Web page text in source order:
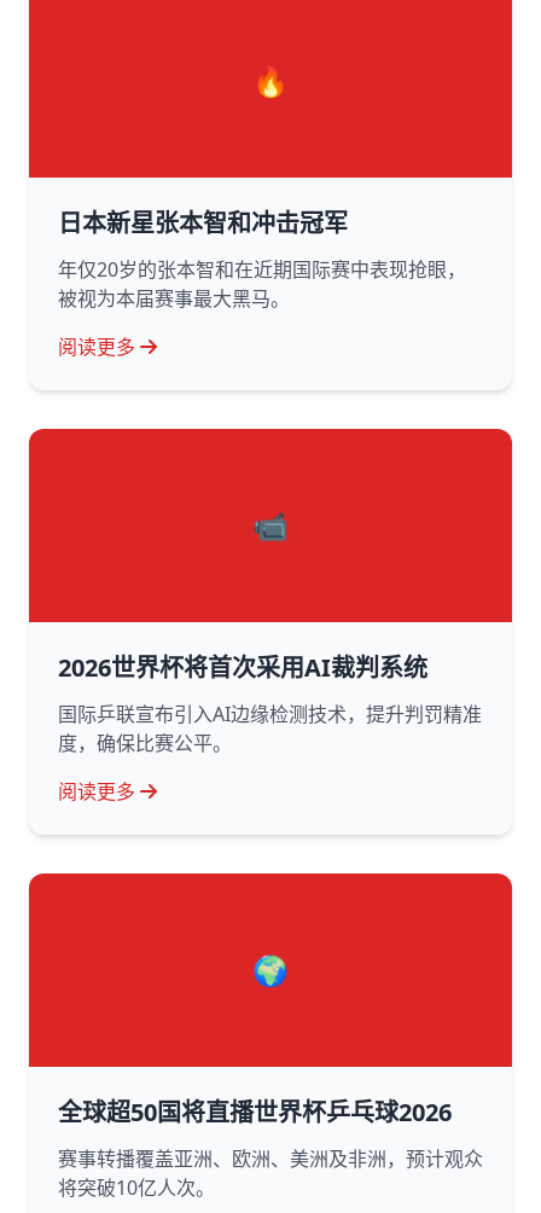
🔥
日本新星张本智和冲击冠军
年仅20岁的张本智和在近期国际赛中表现抢眼，
被视为本届赛事最大黑马。
阅读更多
📹
2026世界杯将首次采用AI裁判系统
国际乒联宣布引入AI边缘检测技术，提升判罚精准
度，确保比赛公平。
阅读更多
🌍
全球超50国将直播世界杯乒乓球2026
赛事转播覆盖亚洲、欧洲、美洲及非洲，预计观众
将突破10亿人次。